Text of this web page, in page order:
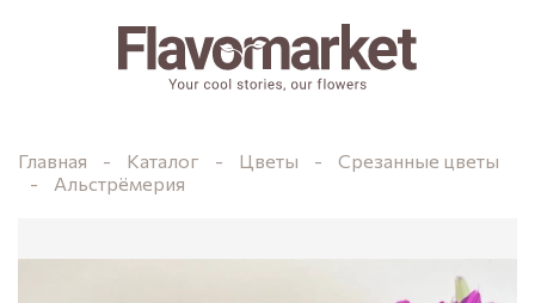
Главная Каталог Цветы
Срезанные цветы
Альстрёмерия